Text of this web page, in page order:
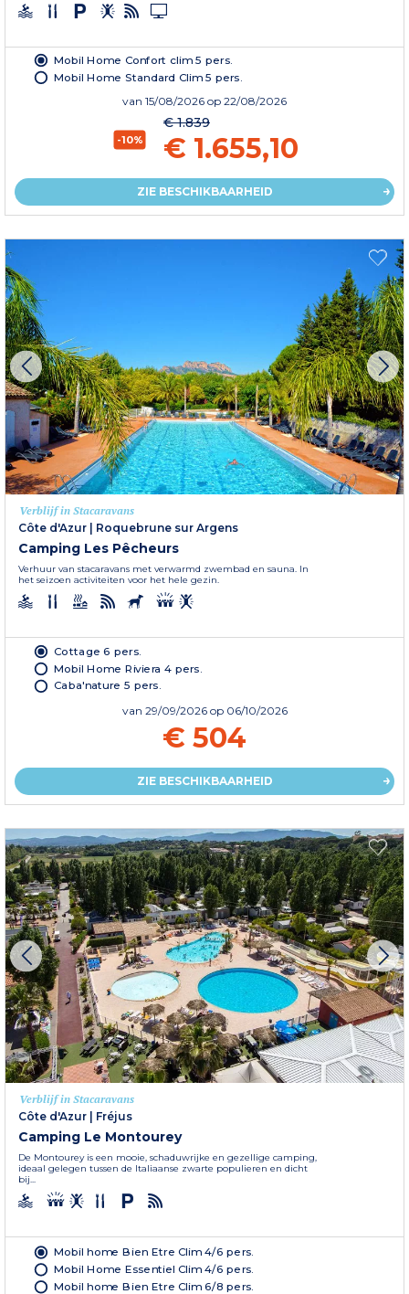
Mobil Home Confort clim 5 pers.
Mobil Home Standard Clim 5 pers.
van 15/08/2026 op 22/08/2026
-10%
€ 1.839
€ 1.655,10
ZIE BESCHIKBAARHEID
Verblijf in Stacaravans
Côte d'Azur | Roquebrune sur Argens
Camping Les Pêcheurs
Verhuur van stacaravans met verwarmd zwembad en sauna. In
het seizoen activiteiten voor het hele gezin.
Cottage 6 pers.
Mobil Home Riviera 4 pers.
Caba'nature 5 pers.
van 29/09/2026 op 06/10/2026
€ 504
ZIE BESCHIKBAARHEID
Verblijf in Stacaravans
Côte d'Azur | Fréjus
Camping Le Montourey
De Montourey is een mooie, schaduwrijke en gezellige camping,
ideaal gelegen tussen de Italiaanse zwarte populieren en dicht
bij...
Mobil home Bien Etre Clim 4/6 pers.
Mobil Home Essentiel Clim 4/6 pers.
Mobil home Bien Etre Clim 6/8 pers.